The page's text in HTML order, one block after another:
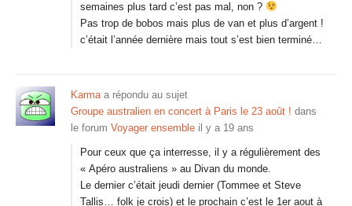
semaines plus tard c’est pas mal, non ?
Pas trop de bobos mais plus de van et plus d’argent !
c’était l’année dernière mais tout s’est bien terminé…
Karmaa répondu au sujet
Groupe australien en concert à Paris le 23 août ! dans
le forum Voyager ensemble il y a 19 ans
Pour ceux que ça interresse, il y a régulièrement des
« Apéro australiens » au Divan du monde.
Le dernier c’était jeudi dernier (Tommee et Steve
Tallis… folk je crois) et le prochain c’est le 1er aout à